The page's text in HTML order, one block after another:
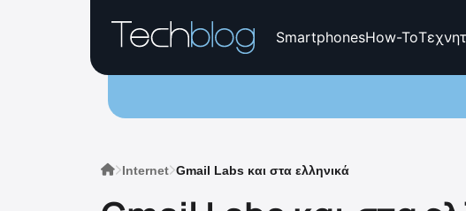
SmartphonesHow-To
Internet Gmail Labs και στα ελληνικά